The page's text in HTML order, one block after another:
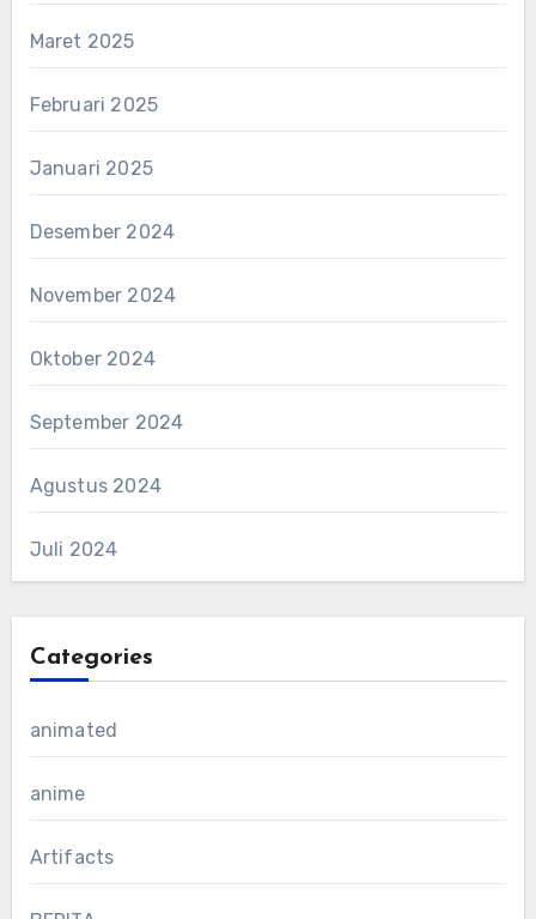
Maret 2025
Februari 2025
Januari 2025
Desember 2024
November 2024
Oktober 2024
September 2024
Agustus 2024
Juli 2024
Categories
animated
anime
Artifacts